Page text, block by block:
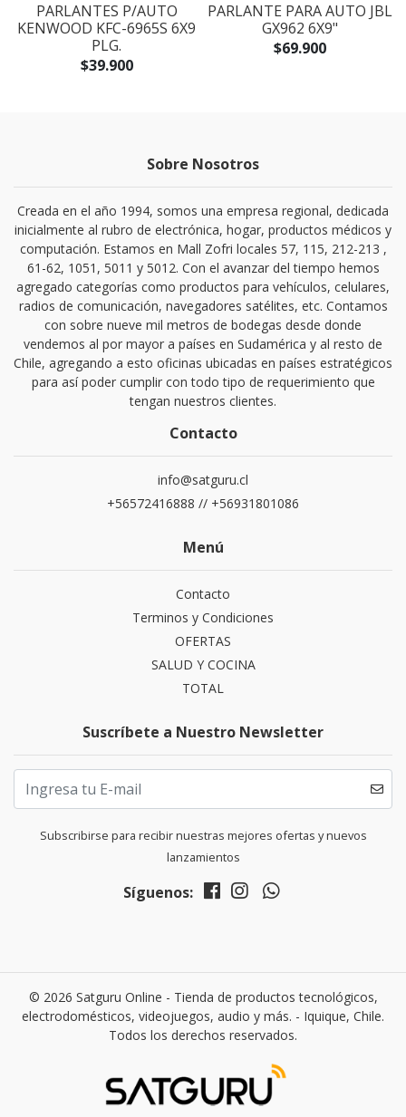
PARLANTES P/AUTO
KENWOOD KFC-6965S 6X9
PLG.
$39.900
PARLANTE PARA AUTO JBL
GX962 6X9"
$69.900
Sobre Nosotros
Creada en el año 1994, somos una empresa regional, dedicada
inicialmente al rubro de electrónica, hogar, productos médicos y
computación. Estamos en Mall Zofri locales 57, 115, 212-213 ,
61-62, 1051, 5011 y 5012. Con el avanzar del tiempo hemos
agregado categorías como productos para vehículos, celulares,
radios de comunicación, navegadores satélites, etc. Contamos
con sobre nueve mil metros de bodegas desde donde
vendemos al por mayor a países en Sudamérica y al resto de
Chile, agregando a esto oficinas ubicadas en países estratégicos
para así poder cumplir con todo tipo de requerimiento que
tengan nuestros clientes.
Contacto
info@satguru.cl
+56572416888 // +56931801086
Menú
Contacto
Terminos y Condiciones
OFERTAS
SALUD Y COCINA
TOTAL
Suscríbete a Nuestro Newsletter
Subscribirse para recibir nuestras mejores ofertas y nuevos
lanzamientos
Síguenos:
© 2026 Satguru Online - Tienda de productos tecnológicos,
electrodomésticos, videojuegos, audio y más. - Iquique, Chile.
Todos los derechos reservados.